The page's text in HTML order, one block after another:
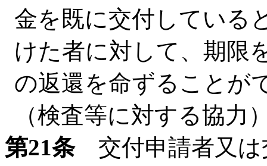
金を既に交付している
けた者に対して、期限
の返還を命ずることが
（検査等に対する協力
第21条交付申請者又は